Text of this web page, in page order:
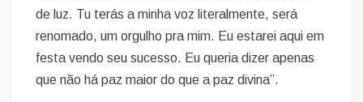
de luz. Tu terás a minha voz literalmente, será
renomado, um orgulho pra mim. Eu estarei aqui em
festa vendo seu sucesso. Eu queria dizer apenas
que não há paz maior do que a paz divina”.